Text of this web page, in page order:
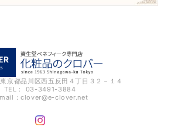
京都品川区西五反田４丁目３２－１４
TEL： 03-3491-3884
：clover@e-clover.net